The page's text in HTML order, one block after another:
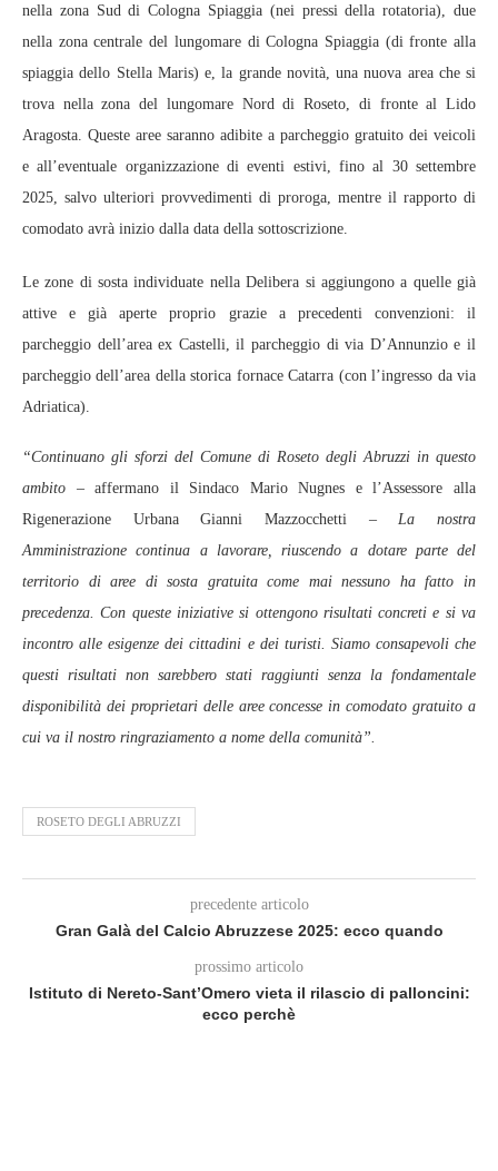
nella zona Sud di Cologna Spiaggia (nei pressi della rotatoria), due
nella zona centrale del lungomare di Cologna Spiaggia (di fronte alla
spiaggia dello Stella Maris) e, la grande novità, una nuova area che si
trova nella zona del lungomare Nord di Roseto, di fronte al Lido
Aragosta. Queste aree saranno adibite a parcheggio gratuito dei veicoli
e all’eventuale organizzazione di eventi estivi, fino al 30 settembre
2025, salvo ulteriori provvedimenti di proroga, mentre il rapporto di
comodato avrà inizio dalla data della sottoscrizione.
Le zone di sosta individuate nella Delibera si aggiungono a quelle già
attive e già aperte proprio grazie a precedenti convenzioni: il
parcheggio dell’area ex Castelli, il parcheggio di via D’Annunzio e il
parcheggio dell’area della storica fornace Catarra (con l’ingresso da via
Adriatica).
“Continuano gli sforzi del Comune di Roseto degli Abruzzi in questo
ambito – affermano il Sindaco Mario Nugnes e l’Assessore alla
Rigenerazione Urbana Gianni Mazzocchetti – La nostra
Amministrazione continua a lavorare, riuscendo a dotare parte del
territorio di aree di sosta gratuita come mai nessuno ha fatto in
precedenza. Con queste iniziative si ottengono risultati concreti e si va
incontro alle esigenze dei cittadini e dei turisti. Siamo consapevoli che
questi risultati non sarebbero stati raggiunti senza la fondamentale
disponibilità dei proprietari delle aree concesse in comodato gratuito a
cui va il nostro ringraziamento a nome della comunità”.
ROSETO DEGLI ABRUZZI
precedente articolo
Gran Galà del Calcio Abruzzese 2025: ecco quando
prossimo articolo
Istituto di Nereto-Sant’Omero vieta il rilascio di palloncini:
ecco perchè